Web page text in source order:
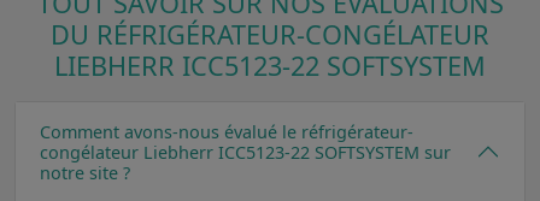
DU RÉFRIGÉRATEUR-CONGÉLATEUR
LIEBHERR ICC5123-22 SOFTSYSTEM
Comment avons-nous évalué le réfrigérateur-
congélateur Liebherr ICC5123-22 SOFTSYSTEM sur
notre site ?